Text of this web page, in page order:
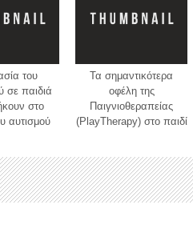
του
σε παιδιά
στο
αυτισμού
Τα σημαντικότερα
oφέλη της
Παιγνιοθεραπείας
(PlayTherapy) στο παιδί